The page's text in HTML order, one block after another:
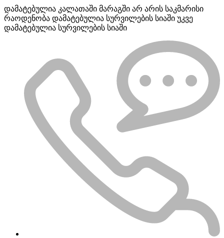
დამატებულია კალათაში მარაგში არ არის საკმარისი
რაოდენობა დამატებულია სურვილების სიაში უკვე
დამატებულია სურვილების სიაში